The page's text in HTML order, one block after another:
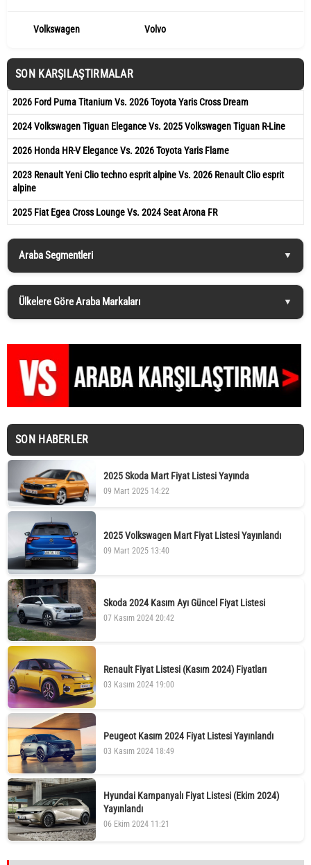
Volkswagen Volvo
SON KARŞILAŞTIRMALAR
2026 Ford Puma Titanium Vs. 2026 Toyota Yaris Cross Dream
2024 Volkswagen Tiguan Elegance Vs. 2025 Volkswagen Tiguan R-Line
2026 Honda HR-V Elegance Vs. 2026 Toyota Yaris Flame
2023 Renault Yeni Clio techno esprit alpine Vs. 2026 Renault Clio esprit
alpine
2025 Fiat Egea Cross Lounge Vs. 2024 Seat Arona FR
Araba Segmentleri
Ülkelere Göre Araba Markaları
SON HABERLER
2025 Skoda Mart Fiyat Listesi Yayında
09 Mart 2025 14:22
2025 Volkswagen Mart Fiyat Listesi Yayınlandı
09 Mart 2025 13:40
Skoda 2024 Kasım Ayı Güncel Fiyat Listesi
07 Kasım 2024 20:42
Renault Fiyat Listesi (Kasım 2024) Fiyatları
03 Kasım 2024 19:00
Peugeot Kasım 2024 Fiyat Listesi Yayınlandı
03 Kasım 2024 18:49
Hyundai Kampanyalı Fiyat Listesi (Ekim 2024)
Yayınlandı
06 Ekim 2024 11:21